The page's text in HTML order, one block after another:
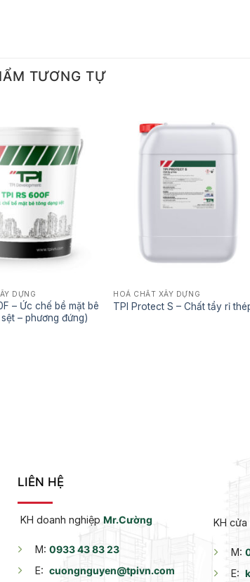
TƯƠNG TỰ
DỰNG
– Ức chế bề mặt bê
– phương đứng)
HOÁ CHẤT XÂY DỰNG
TPI Protect S – Chất tẩy rỉ
LIÊN HỆ
KH doanh nghiệpMr.Cường
M:0933 43 83 23
E:cuongnguyen@tpivn.com
KH
M:
E: